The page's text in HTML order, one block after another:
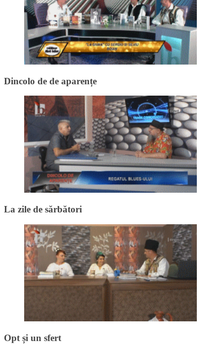
Dincolo de de aparențe
La zile de sărbători
Opt și un sfert